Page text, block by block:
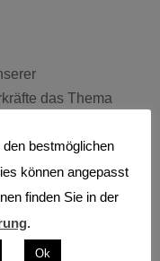
das Thema
von
der Praxisteil. Wir
bestmöglichen
können angepasst
finden Sie in der
.
Ok